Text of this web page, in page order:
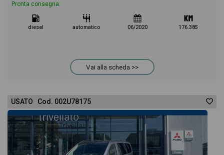
Pronta consegna
diesel automatico 06/2020 176.385
Vai alla scheda >>
USATO Cod. 002U78175